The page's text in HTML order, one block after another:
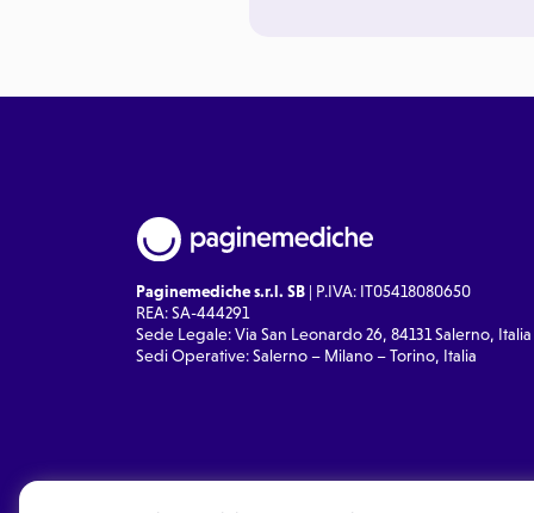
Paginemediche s.r.l. SB | P.IVA: IT05418080650
REA: SA-444291
Sede Legale: Via San Leonardo 26, 84131 Salerno, Italia
Sedi Operative: Salerno – Milano – Torino, Italia